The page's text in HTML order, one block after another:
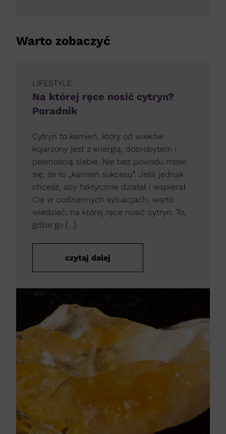
Warto zobaczyć
LIFESTYLE
Na której ręce nosić cytryn?
Poradnik
Cytryn to kamień, który od wieków
kojarzony jest z energią, dobrobytem i
pewnością siebie. Nie bez powodu mówi
się, że to „kamień sukcesu”. Jeśli jednak
chcesz, aby faktycznie działał i wspierał
Cię w codziennych sytuacjach, warto
wiedzieć, na której ręce nosić cytryn. To,
gdzie go […]
czytaj dalej